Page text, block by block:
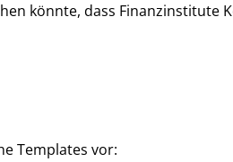
könnte, dass
Templates vor: